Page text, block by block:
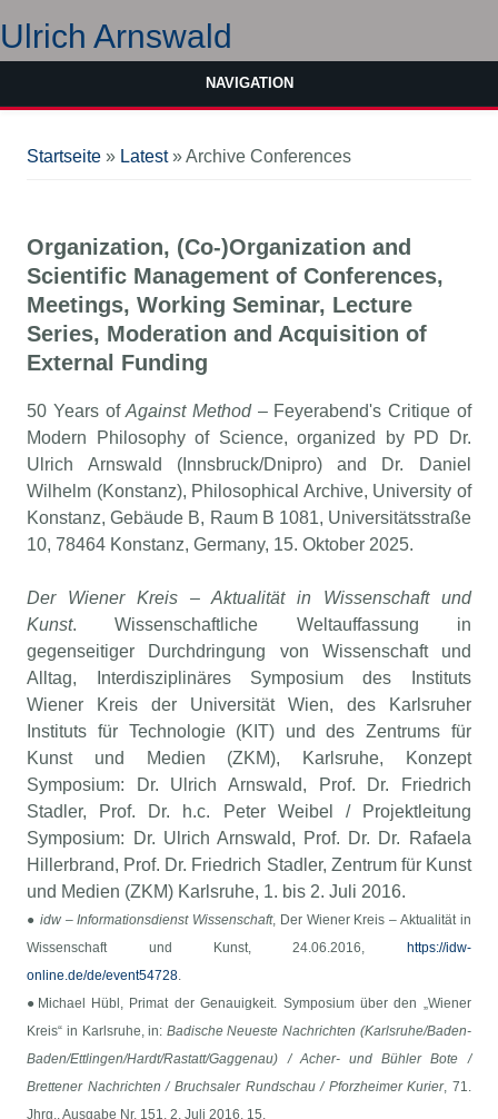
Ulrich Arnswald
NAVIGATION
Startseite » Latest» Archive Conferences
Organization, (Co-)Organization and
Scientific Management of Conferences,
Meetings, Working Seminar, Lecture
Series, Moderation and Acquisition of
External Funding
50 Years ofAgainst Method – Feyerabend's Critique of
Modern Philosophy of Science, organized by PD Dr.
Ulrich Arnswald (Innsbruck/Dnipro) and Dr. Daniel
Wilhelm (Konstanz), Philosophical Archive, University of
Konstanz, Gebäude B, Raum B 1081, Universitätsstraße
10, 78464 Konstanz, Germany, 15. Oktober 2025.
Der Wiener Kreis – Aktualität in Wissenschaft und
Kunst. Wissenschaftliche Weltauffassung in
gegenseitiger Durchdringung von Wissenschaft und
Alltag, Interdisziplinäres Symposium des Instituts
Wiener Kreis der Universität Wien, des Karlsruher
Instituts für Technologie (KIT) und des Zentrums für
Kunst und Medien (ZKM), Karlsruhe, Konzept
Symposium: Dr. Ulrich Arnswald, Prof. Dr. Friedrich
Stadler, Prof. Dr. h.c. Peter Weibel / Projektleitung
Symposium: Dr. Ulrich Arnswald, Prof. Dr. Dr. Rafaela
Hillerbrand, Prof. Dr. Friedrich Stadler, Zentrum für Kunst
und Medien (ZKM) Karlsruhe, 1. bis 2. Juli 2016.
● idw – Informationsdienst Wissenschaft, Der Wiener Kreis – Aktualität in
Wissenschaft und Kunst, 24.06.2016,
https://idw-
online.de/de/event54728.
●Michael Hübl, Primat der Genauigkeit. Symposium über den „Wiener
Kreis“ in Karlsruhe, in: Badische Neueste Nachrichten (Karlsruhe/Baden-
Baden/Ettlingen/Hardt/Rastatt/Gaggenau) / Acher- und Bühler Bote /
Brettener Nachrichten / Bruchsaler Rundschau / Pforzheimer Kurier, 71.
Jhrg., Ausgabe Nr. 151, 2. Juli 2016, 15.